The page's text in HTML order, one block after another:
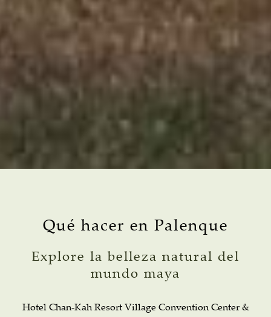
Qué hacer en Palenque
Explore la belleza natural del
mundo maya
Hotel Chan-Kah Resort Village Convention Center &